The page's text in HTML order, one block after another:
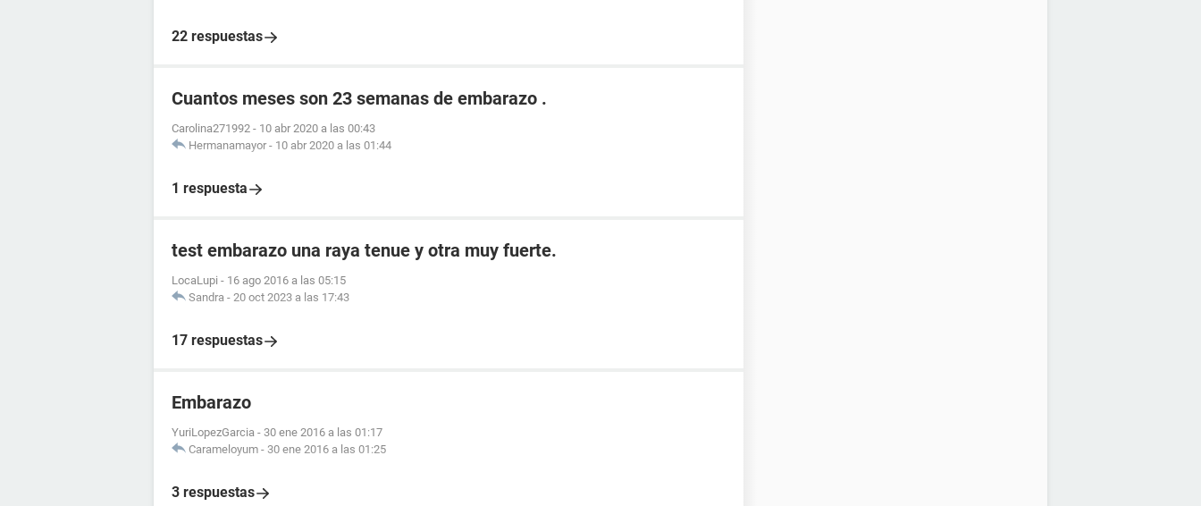
22 respuestas
Cuantos meses son 23 semanas de embarazo .
Carolina271992 - 10 abr 2020 a las 00:43
Hermanamayor - 10 abr 2020 a las 01:44
1 respuesta
test embarazo una raya tenue y otra muy fuerte.
LocaLupi - 16 ago 2016 a las 05:15
Sandra - 20 oct 2023 a las 17:43
17 respuestas
Embarazo
YuriLopezGarcia - 30 ene 2016 a las 01:17
Carameloyum - 30 ene 2016 a las 01:25
3 respuestas